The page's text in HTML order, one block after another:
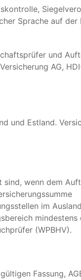
Sprache auf der
und
AG,
und Estland.
wenn dem
im
(WPBHV).
Fassung,